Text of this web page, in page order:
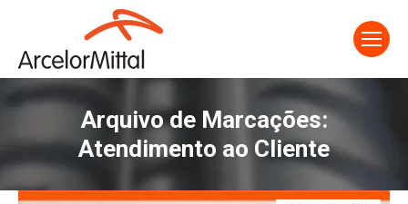
Arquivo de Marcações:
Atendimento ao Cliente